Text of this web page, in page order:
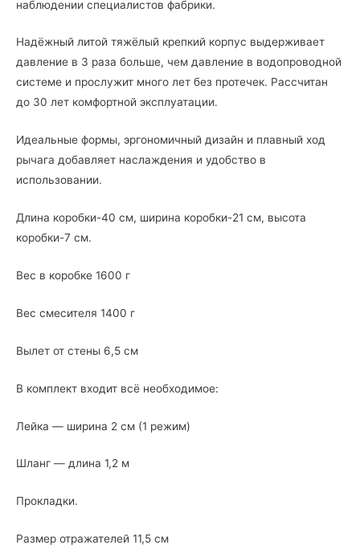
наблюдении специалистов фабрики.
Надёжный литой тяжёлый крепкий корпус выдерживает
давление в 3 раза больше, чем давление в водопроводной
системе и прослужит много лет без протечек. Рассчитан
до 30 лет комфортной эксплуатации.
Идеальные формы, эргономичный дизайн и плавный ход
рычага добавляет наслаждения и удобство в
использовании.
Длина коробки-40 см, ширина коробки-21 см, высота
коробки-7 см.
Вес в коробке 1600 г
Вес смесителя 1400 г
Вылет от стены 6,5 см
В комплект входит всё необходимое:
Лейка — ширина 2 см (1 режим)
Шланг — длина 1,2 м
Прокладки.
Размер отражателей 11,5 см